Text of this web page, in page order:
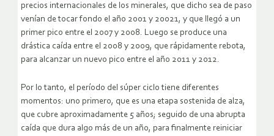
precios internacionales de los minerales, que dicho sea de paso
venían de tocar fondo el año 2001 y 20021, y que llegó a un
primer pico entre el 2007 y 2008. Luego se produce una
drástica caída entre el 2008 y 2009, que rápidamente rebota,
para alcanzar un nuevo pico entre el año 2011 y 2012.
Por lo tanto, el período del súper ciclo tiene diferentes
momentos: uno primero, que es una etapa sostenida de alza,
que cubre aproximadamente 5 años; seguido de una abrupta
caída que dura algo más de un año, para finalmente reiniciar